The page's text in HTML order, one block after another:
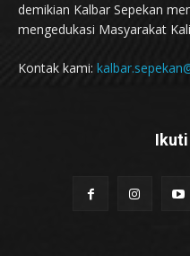
demikian Kalbar Sepekan
mengedukasi Masyarakat
Kontak kami: